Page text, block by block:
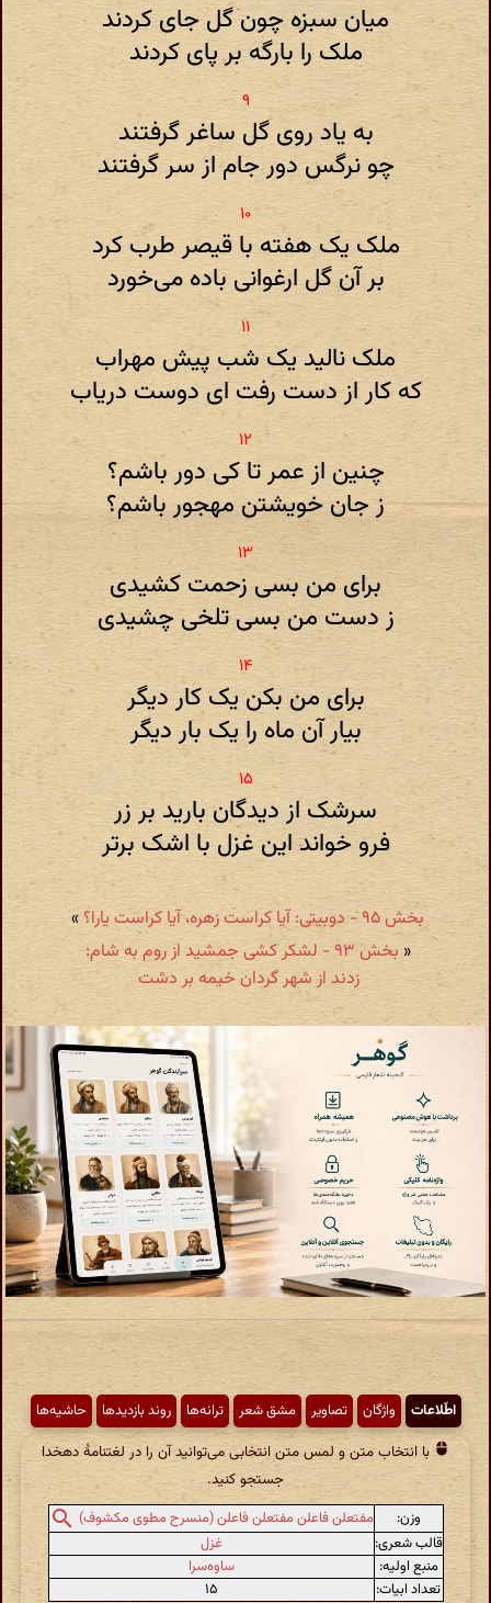
میان سبزه چون گل جای کردند
ملک را بارگه بر پای کردند
به یاد روی گل ساغر گرفتند
چو نرگس دور جام از سر گرفتند
ملک یک هفته با قیصر طرب کرد
بر آن گل ارغوانی باده می‌خورد
ملک نالید یک شب پیش مهراب
که کار از دست رفت ای دوست دریاب
چنین از عمر تا کی دور باشم؟
ز جان خویشتن مهجور باشم؟
برای من بسی زحمت کشیدی
ز دست من بسی تلخی چشیدی
برای من بکن یک کار دیگر
بیار آن ماه را یک بار دیگر
سرشک از دیدگان بارید بر زر
فرو خواند این غزل با اشک برتر
بخش ۹۵ - دوبیتی: آیا کراست زهره، آیا کراست یارا؟
»
«
بخش ۹۳ - لشکر کشی جمشید از روم به شام:
زدند از شهر گردان خیمه بر دشت
اطّلاعات واژگان تصاویر مشق شعر ترانه‌ها روند بازدیدها حاشیه‌ها
با انتخاب متن و لمس متن انتخابی می‌توانید آن را در لغتنامهٔ دهخدا
جستجو کنید.
وزن:
مفتعلن فاعلن مفتعلن فاعلن (منسرح مطوی مکشوف)
قالب شعری:
غزل
منبع اولیه:
ساوه‌سرا
تعداد ابیات:
۱۵